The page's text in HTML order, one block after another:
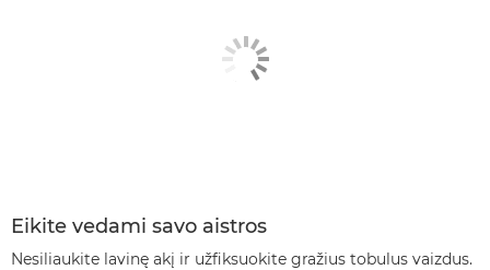
Eikite vedami savo aistros
Nesiliaukite lavinę akį ir užfiksuokite gražius tobulus vaizdus.